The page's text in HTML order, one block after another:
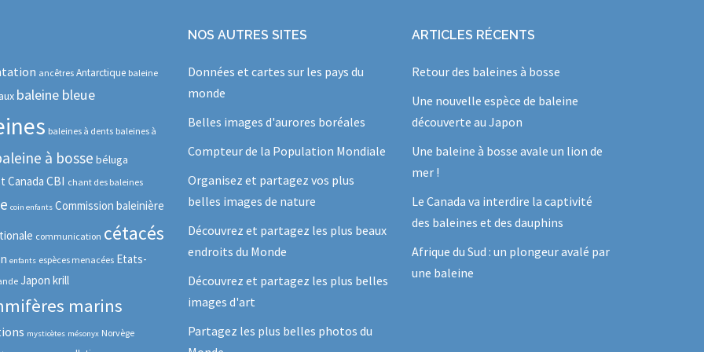
ancêtres Antarctique baleine
baleine bleue
baleines à dents baleines à
à bosse béluga
Canada CBI chant des baleines
coin enfants Commission baleinière
communication cétacés
enfants espèces menacées Etats-
Japon krill
marins
mysticètes mésonyx Norvège
NOS AUTRES SITES
Données et cartes sur les pays du
monde
Belles images d'aurores boréales
Compteur de la Population Mondiale
Organisez et partagez vos plus
belles images de nature
Découvrez et partagez les plus beaux
endroits du Monde
Découvrez et partagez les plus belles
images d'art
Partagez les plus belles photos du
ARTICLES RÉCENTS
Retour des baleines à bosse
Une nouvelle espèce de baleine
découverte au Japon
Une baleine à bosse avale un lion de
mer !
Le Canada va interdire la captivité
des baleines et des dauphins
Afrique du Sud : un plongeur avalé par
une baleine